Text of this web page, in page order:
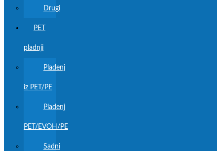
Drugi
PET
pladnji
Pladenj
iz PET/PE
Pladenj
PET/EVOH/PE
Sadni